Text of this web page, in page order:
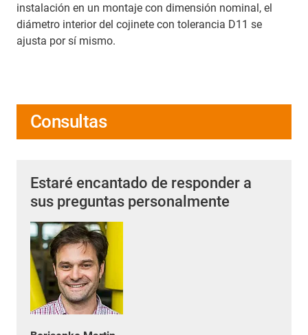
instalación en un montaje con dimensión nominal, el
diámetro interior del cojinete con tolerancia D11 se
ajusta por sí mismo.
Consultas
Estaré encantado de responder a
sus preguntas personalmente